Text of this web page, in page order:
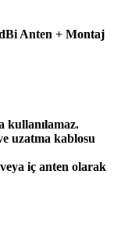
Anten + Montaj
kullanılamaz.
uzatma kablosu
iç anten olarak